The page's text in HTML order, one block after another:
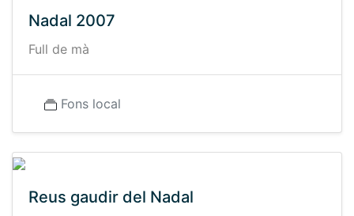
Nadal 2007
Full de mà
Fons local
Reus gaudir del Nadal